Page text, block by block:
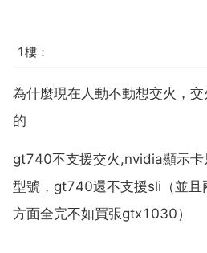
1樓：
為什麼現在人動不動想交火，
的
gt740不支援交火,nvidia顯示卡
型號，gt740還不支援sli（並
方面全完不如買張gtx1030）